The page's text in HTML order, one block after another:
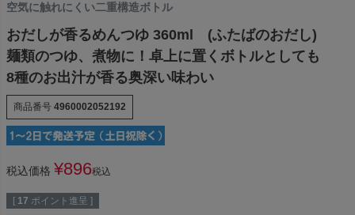
空気に触れにくい二重構造ボトル
おだしが香るめんつゆ 360ml (ふたばのおだし)
麺類のつゆ、煮物に！卓上に置くボトルとしても
8種のお出汁が香る奥深い味わい
商品番号 4960002052192
税込価格 ¥896税込
[ 17 ポイント進呈 ]